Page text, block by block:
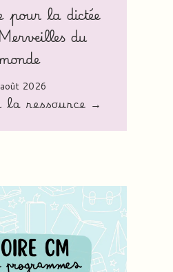
pour la dictée
du
2026
la ressource →